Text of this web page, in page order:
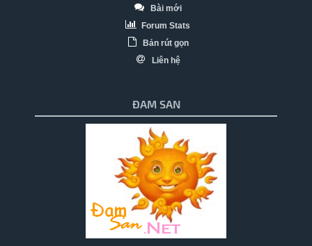
Bài mới
Forum Stats
Bản rút gọn
Liên hệ
ĐAM SAN